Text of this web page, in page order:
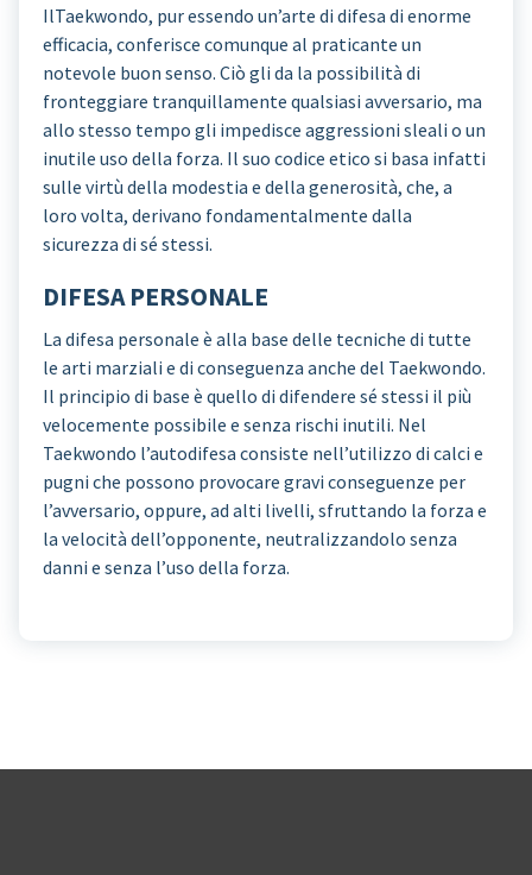
IlTaekwondo, pur essendo un’arte di difesa di enorme
efficacia, conferisce comunque al praticante un
notevole buon senso. Ciò gli da la possibilità di
fronteggiare tranquillamente qualsiasi avversario, ma
allo stesso tempo gli impedisce aggressioni sleali o un
inutile uso della forza. Il suo codice etico si basa infatti
sulle virtù della modestia e della generosità, che, a
loro volta, derivano fondamentalmente dalla
sicurezza di sé stessi.
DIFESA PERSONALE
La difesa personale è alla base delle tecniche di tutte
le arti marziali e di conseguenza anche del Taekwondo.
Il principio di base è quello di difendere sé stessi il più
velocemente possibile e senza rischi inutili. Nel
Taekwondo l’autodifesa consiste nell’utilizzo di calci e
pugni che possono provocare gravi conseguenze per
l’avversario, oppure, ad alti livelli, sfruttando la forza e
la velocità dell’opponente, neutralizzandolo senza
danni e senza l’uso della forza.